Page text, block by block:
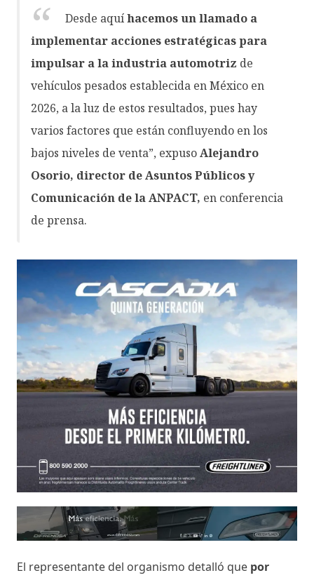
Desde aquíhacemos un llamado a
implementar acciones estratégicas para
impulsar a la industria automotriz de
vehículos pesados establecida en México en
2026, a la luz de estos resultados, pues hay
varios factores que están confluyendo en los
bajos niveles de venta”, expusoAlejandro
Osorio, director de Asuntos Públicos y
Comunicación de la ANPACT, en conferencia
de prensa.
El representante del organismo detalló que por